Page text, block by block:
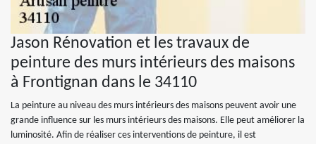
Jason Rénovation et les travaux de
peinture des murs intérieurs des maisons
à Frontignan dans le 34110
La peinture au niveau des murs intérieurs des maisons peuvent avoir une
grande influence sur les murs intérieurs des maisons. Elle peut améliorer la
luminosité. Afin de réaliser ces interventions de peinture, il est